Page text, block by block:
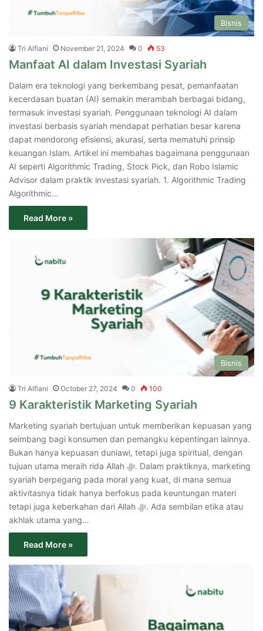
Bisnis
Tri Alfiani November 21, 2024 0 53
Manfaat AI dalam Investasi Syariah
Dalam era teknologi yang berkembang pesat, pemanfaatan
kecerdasan buatan (AI) semakin merambah berbagai bidang,
termasuk investasi syariah. Penggunaan teknologi AI dalam
investasi berbasis syariah mendapat perhatian besar karena
dapat mendorong efisiensi, akurasi, serta mematuhi prinsip
keuangan Islam. Artikel ini membahas bagaimana penggunaan
AI seperti Algorithmic Trading, Stock Pick, dan Robo Islamic
Advisor dalam praktik investasi syariah. 1. Algorithmic Trading
Algorithmic…
Read More »
Bisnis
Tri Alfiani October 27, 2024 0 100
9 Karakteristik Marketing Syariah
Marketing syariah bertujuan untuk memberikan kepuasan yang
seimbang bagi konsumen dan pemangku kepentingan lainnya.
Bukan hanya kepuasan duniawi, tetapi juga spiritual, dengan
tujuan utama meraih rida Allah ﷻ. Dalam praktiknya, marketing
syariah berpegang pada moral yang kuat, di mana semua
aktivitasnya tidak hanya berfokus pada keuntungan materi
tetapi juga keberkahan dari Allah ﷻ. Ada sembilan etika atau
akhlak utama yang…
Read More »